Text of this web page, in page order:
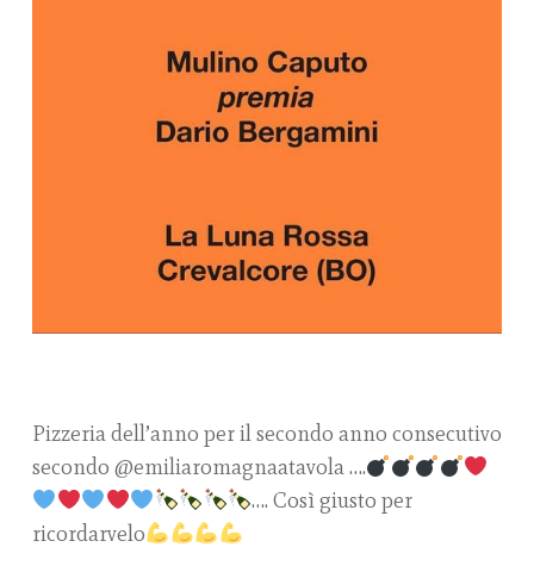
Pizzeria dell’anno per il secondo anno consecutivo
secondo @emiliaromagnaatavola ….
…. Così giusto per
ricordarvelo